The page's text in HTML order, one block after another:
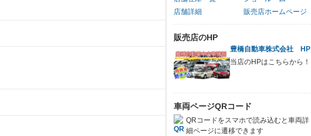
店舗詳細
販売店ホームページ
販売店のHP
豊橋自動車株式会社 HP
当店のHPはこちらから！
車両ページQRコード
QRコードをスマホで読み込むと車両詳
細ページに遷移できます